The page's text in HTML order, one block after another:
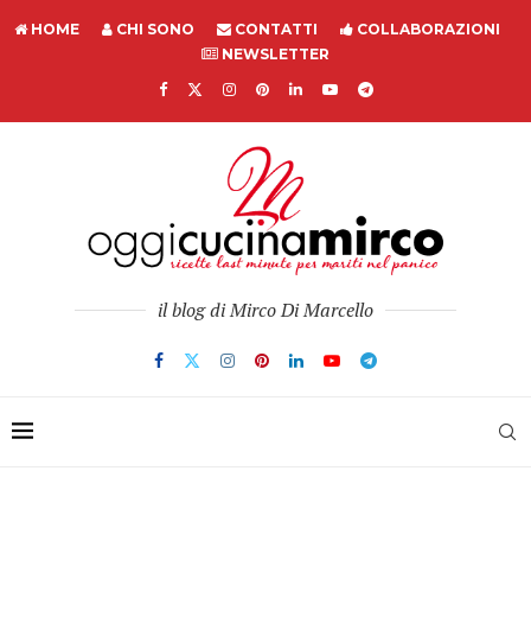
HOME CHI SONO CONTATTI
COLLABORAZIONI
NEWSLETTER
il blog di Mirco Di Marcello